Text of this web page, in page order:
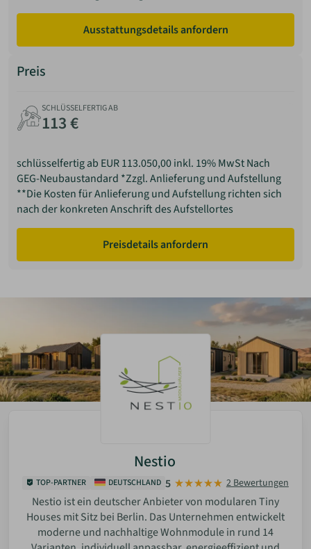
Charakteristische, gebogene Dachform mit hoher
anspruchsvoller als klassische Dachformen, wird häufig
bei individuellen oder designorientierten Bauprojekten
eingesetzt.
Ausstattungsdetails anfordern
Preis
SCHLÜSSELFERTIG AB
113 €
schlüsselfertig ab EUR 113.050,00 inkl. 19% MwSt Nach
GEG-Neubaustandard *Zzgl. Anlieferung und Aufstellung
**Die Kosten für Anlieferung und Aufstellung richten sich
nach der konkreten Anschrift des Aufstellortes
Preisdetails anfordern
Nestio
TOP-PARTNER DEUTSCHLAND 5 2 Bewertungen
Nestio ist ein deutscher Anbieter von modularen Tiny
Houses mit Sitz bei Berlin. Das Unternehmen entwickelt
moderne und nachhaltige Wohnmodule in rund 14